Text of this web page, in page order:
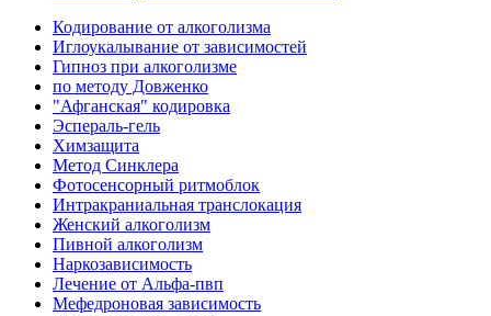
Кодирование от алкоголизма
Иглоукалывание от зависимостей
Гипноз при алкоголизме
по методу Довженко
"Афганская" кодировка
Эспераль-гель
Химзащита
Метод Синклера
Фотосенсорный ритмоблок
Интракраниальная транслокация
Женский алкоголизм
Пивной алкоголизм
Наркозависимость
Лечение от Альфа-пвп
Мефедроновая зависимость